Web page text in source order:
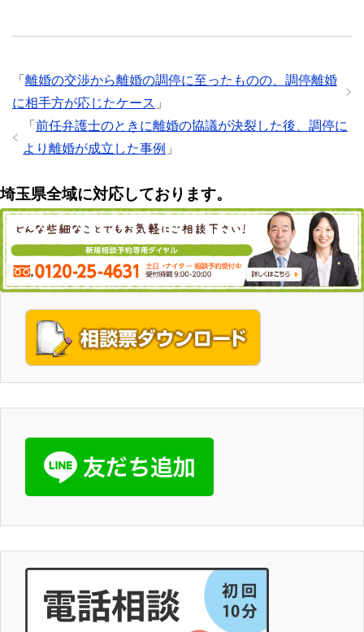
「 離婚の交渉から離婚の調停に至ったものの、調停離婚
に相手方が応じたケース 」
「 前任弁護士のときに離婚の協議が決裂した後、調停に
より離婚が成立した事例 」
埼玉県全域に対応しております。